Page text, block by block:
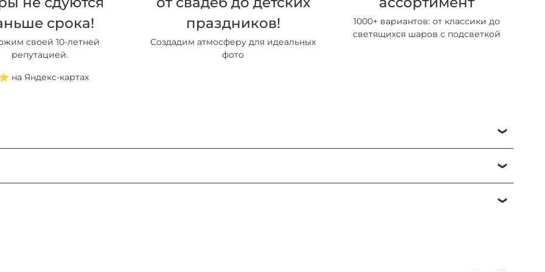
срока!
своей 10-летней
репутацией.
на Яндекс-картах
праздников!
Создадим атмосферу для идеальных
фото
1000+ вариантов: от классики до
светящихся шаров с подсветкой
оформления на сайте.
не означает автоматическое подтверждение заказа. Статус заказа остаётся «В обработке» до момента связи с менеджером.